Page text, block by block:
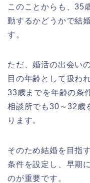
このことからも、35
動するかどうかで結
す。
ただ、婚活の出会い
目の年齢として扱わ
33歳までを年齢の条
相談所でも30～32歳
ります。
そのため結婚を目指
条件を設定し、早期
のが重要です。